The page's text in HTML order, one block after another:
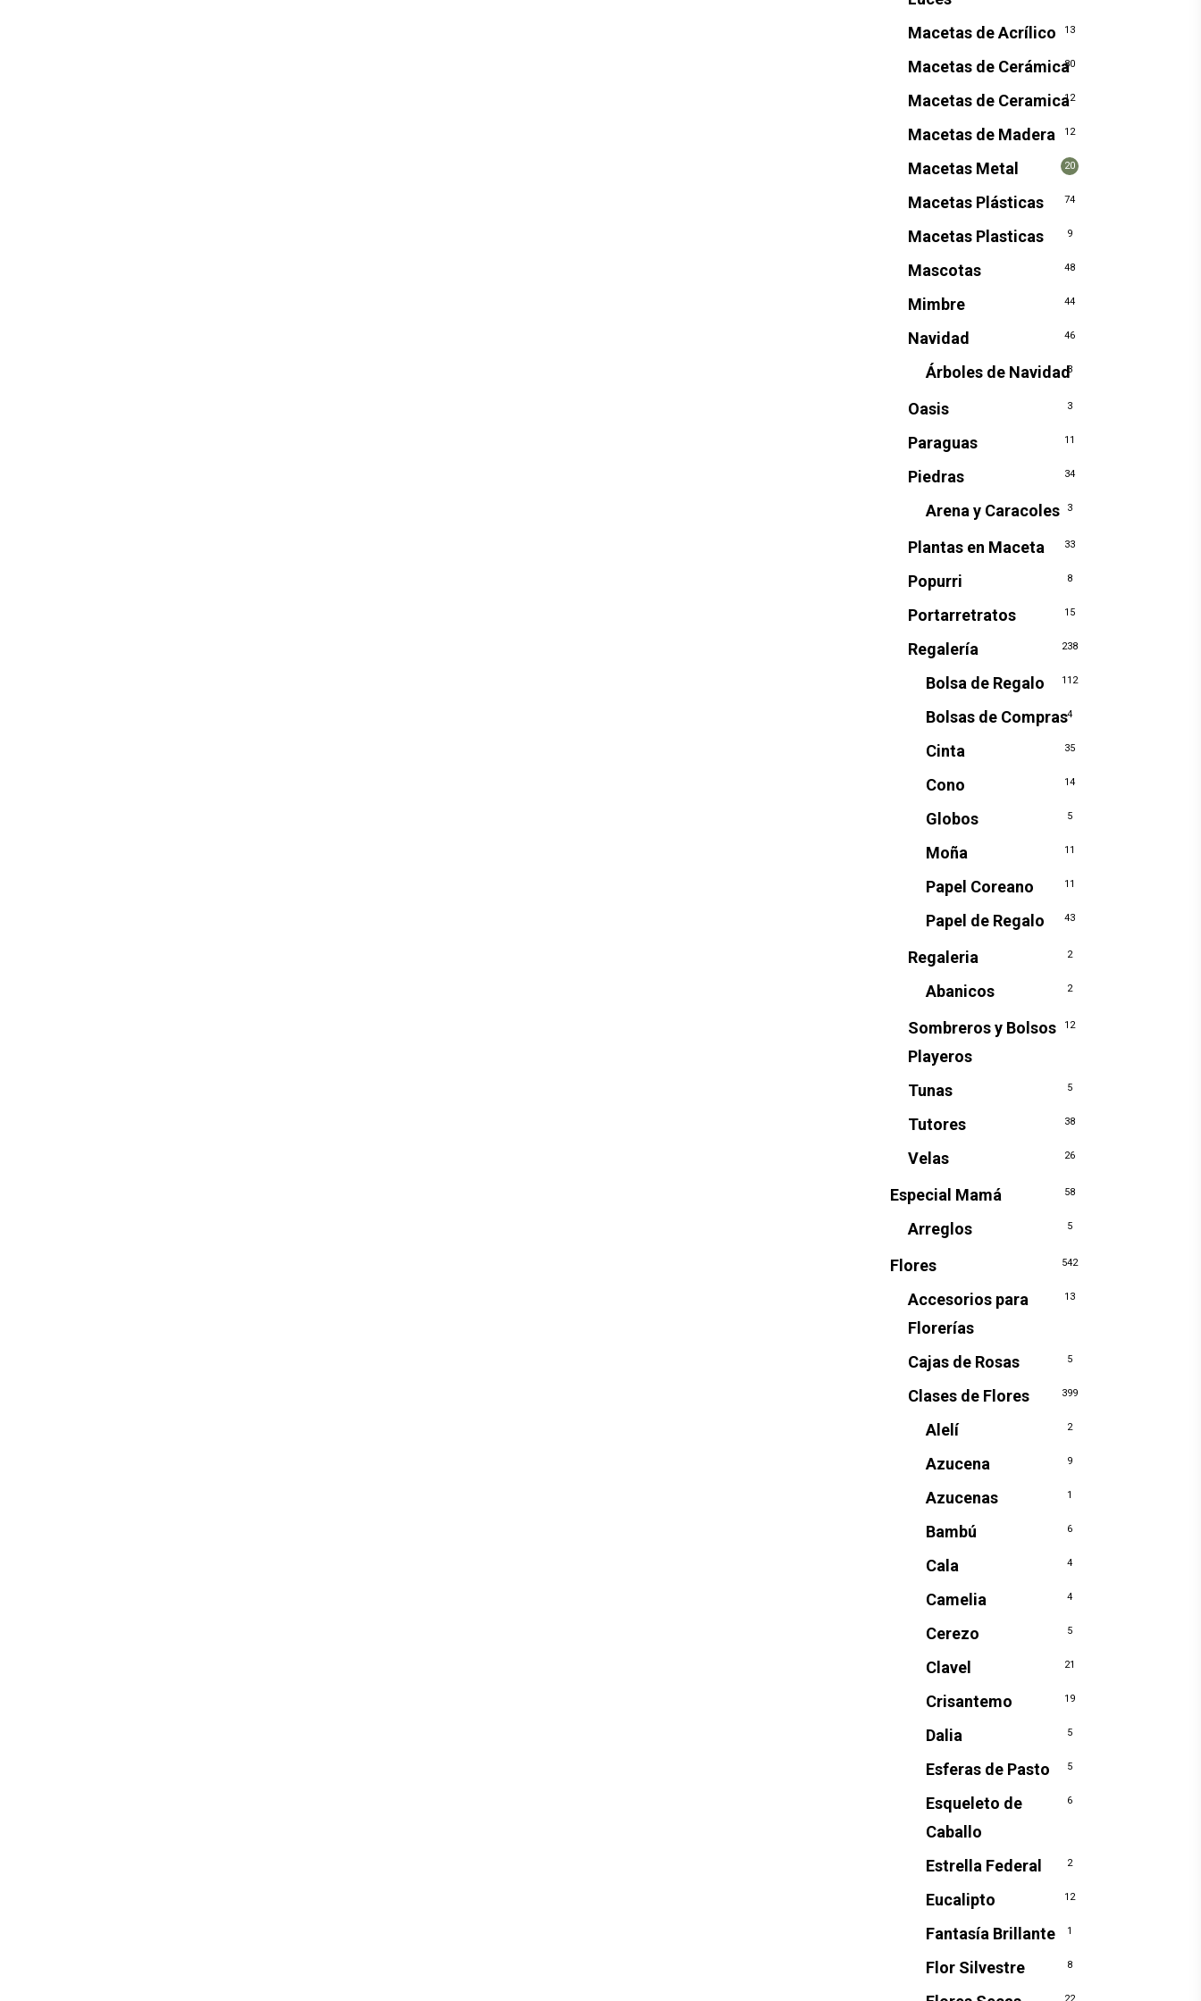
Macetas de Acrílico 13
Macetas de Cerámica80
Macetas de Ceramica12
Macetas de Madera 12
Macetas Metal 20
Macetas Plásticas 74
Macetas Plasticas 9
Mascotas 48
Mimbre 44
Navidad 46
Árboles de Navidad3
Oasis 3
Paraguas 11
Piedras 34
Arena y Caracoles 3
Plantas en Maceta 33
Popurri 8
Portarretratos 15
Regalería 238
Bolsa de Regalo 112
Bolsas de Compras4
Cinta 35
Cono 14
Globos 5
Moña 11
Papel Coreano 11
Papel de Regalo 43
Regaleria 2
Abanicos 2
Sombreros y Bolsos
Playeros
12
Tunas 5
Tutores 38
Velas 26
Especial Mamá 58
Arreglos 5
Flores 542
Accesorios para
Florerías
13
Cajas de Rosas 5
Clases de Flores 399
Alelí 2
Azucena 9
Azucenas 1
Bambú 6
Cala 4
Camelia 4
Cerezo 5
Clavel 21
Crisantemo 19
Dalia 5
Esferas de Pasto 5
Esqueleto de
Caballo
6
Estrella Federal 2
Eucalipto 12
Fantasía Brillante 1
Flor Silvestre 8